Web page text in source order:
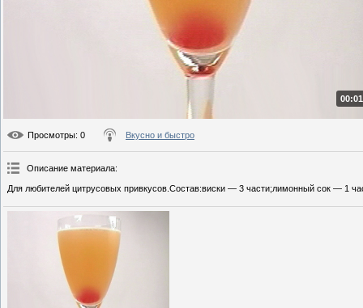
Просмотры: 0 Вкусно и быстро
Описание материала:
Для любителей цитрусовых привкусов.Состав:виски — 3 части;лимонный сок — 1